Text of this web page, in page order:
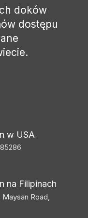
doków
dostępu
w USA
na Filipinach
Maysan Road,